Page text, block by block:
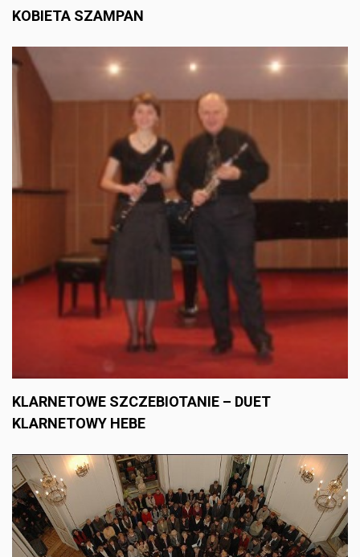
KOBIETA SZAMPAN
KLARNETOWE SZCZEBIOTANIE – DUET
KLARNETOWY HEBE